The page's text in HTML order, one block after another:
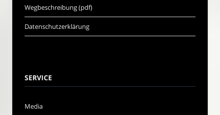
Wegbeschreibung (pdf)
Datenschutzerklärung
SERVICE
Media